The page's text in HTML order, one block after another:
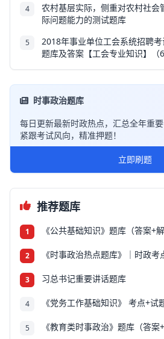
4
农村基层实际，侧重对农村社会
际问题能力的测试题库
5
2018年事业单位工会系统招聘
题库及答案【工会专业知识】（
时事政治题库
每日更新最新时政热点，汇总全年重要
紧跟考试风向，精准押题！
立即刷题
推荐题库
1 《公共基础知识》题库（答案+解
2 《时事政治热点题库》｜时政考
3 习总书记重要讲话题库
4 《党务工作基础知识》 考点+试
5 《教育类时事政治》题库（答案+